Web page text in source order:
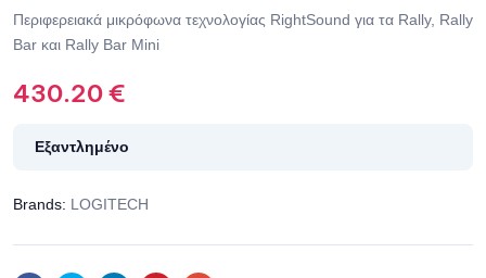
Περιφερειακά μικρόφωνα τεχνολογίας RightSound για τα Rally, Rally
Bar και Rally Bar Mini
430.20€
Εξαντλημένο
Brands: LOGITECH